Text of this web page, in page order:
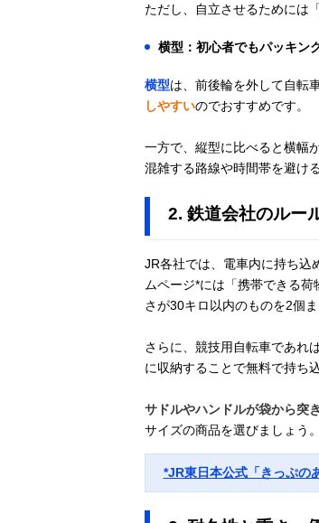
ト 輪
BAG
軽量縦
R25-M-
Amazonで見る
クス)
ただし、自立させるためには
横型：初心者でもパッキン
横型は、前後輪を外して自転
しやすいのでおすすめです。
一方で、縦型に比べると横幅
混雑する路線や時間帯を避け
2. 鉄道会社のルー
JR各社では、電車内に持ち込
ムページ*には「携帯できる
さが30キロ以内のものを2個
さらに、競技用自転車であれ
に収納することで無料で持ち
サドルやハンドルが袋から突
サイズの商品を選びましょう。
*JR東日本公式「きっぷの